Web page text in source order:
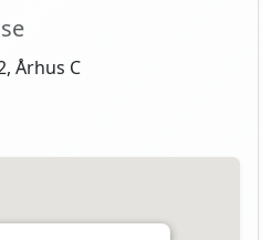
Århus C